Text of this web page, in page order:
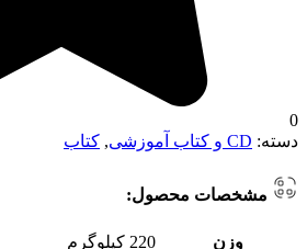
0
دسته: CD و کتاب آموزشی , کتاب
مشخصات محصول:
وزن 220 کیلوگرم